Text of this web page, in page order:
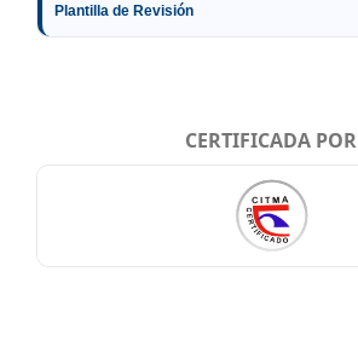
Plantilla de Revisión
CERTIFICADA POR